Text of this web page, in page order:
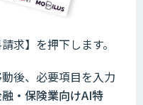
求】を押下します。
後、必要項目を入力
融・保険業向けAI特